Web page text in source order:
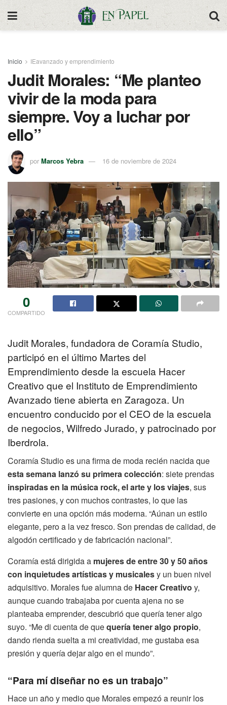
Inicio IEavanzado y emprendimiento
Judit Morales: “Me planteo
vivir de la moda para
siempre. Voy a luchar por
ello”
por Marcos Yebra 16 de noviembre de 2024
0
COMPARTIDO
Judit Morales, fundadora de Coramía Studio,
participó en el último Martes del
Emprendimiento desde la escuela Hacer
Creativo que el Instituto de Emprendimiento
Avanzado tiene abierta en Zaragoza. Un
encuentro conducido por el CEO de la escuela
de negocios, Wilfredo Jurado, y patrocinado por
Iberdrola.
Coramía Studio es una firma de moda recién nacida que
esta semana lanzó su primera colección: siete prendas
inspiradas en la música rock, el arte y los viajes, sus
tres pasiones, y con muchos contrastes, lo que las
convierte en una opción más moderna. “Aúnan un estilo
elegante, pero a la vez fresco. Son prendas de calidad, de
algodón certificado y de fabricación nacional”.
Coramía está dirigida a mujeres de entre 30 y 50 años
con inquietudes artísticas y musicalesy un buen nivel
adquisitivo. Morales fue alumna de Hacer Creativo y,
aunque cuando trabajaba por cuenta ajena no se
planteaba emprender, descubrió que quería tener algo
suyo. “Me di cuenta de quequería tener algo propio,
dando rienda suelta a mi creatividad, me gustaba esa
presión y quería dejar algo en el mundo”.
“Para mí diseñar no es un trabajo”
Hace un año y medio que Morales empezó a reunir los